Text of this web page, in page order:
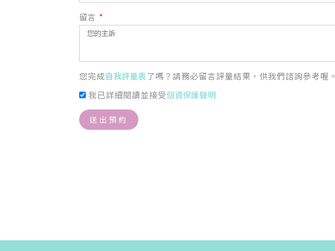
留言
您完成自我評量表了嗎？請務必留言評量結果，供我們諮詢參考喔。
我已詳細閱讀並接受個資保護聲明
送出預約